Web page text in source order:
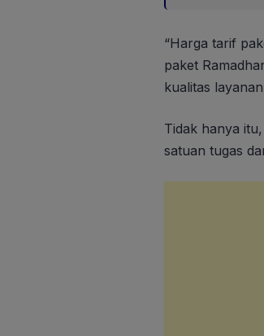
“Harga tarif
paket
kualitas
Tidak hanya
satuan tugas